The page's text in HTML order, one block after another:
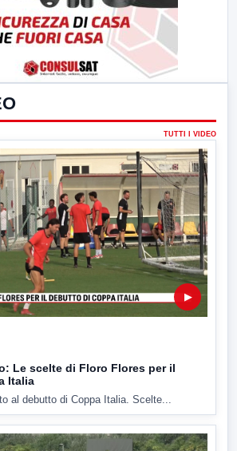
TUTTI I VIDEO
▶
Le scelte di Floro Flores per il
Italia
al debutto di Coppa Italia. Scelte...